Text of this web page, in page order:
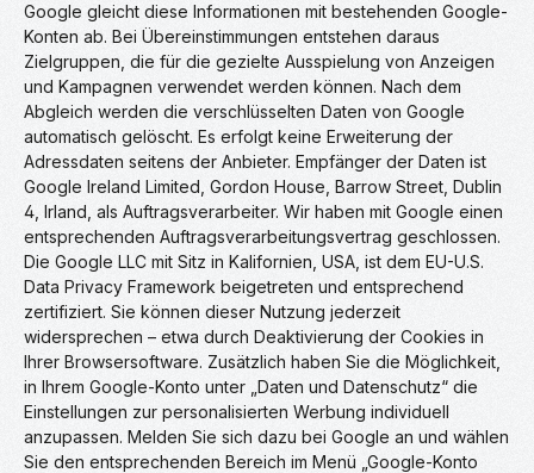
Google gleicht diese Informationen mit bestehenden Google-
Konten ab. Bei Übereinstimmungen entstehen daraus
Zielgruppen, die für die gezielte Ausspielung von Anzeigen
und Kampagnen verwendet werden können. Nach dem
Abgleich werden die verschlüsselten Daten von Google
automatisch gelöscht. Es erfolgt keine Erweiterung der
Adressdaten seitens der Anbieter. Empfänger der Daten ist
Google Ireland Limited, Gordon House, Barrow Street, Dublin
4, Irland, als Auftragsverarbeiter. Wir haben mit Google einen
entsprechenden Auftragsverarbeitungsvertrag geschlossen.
Die Google LLC mit Sitz in Kalifornien, USA, ist dem EU-U.S.
Data Privacy Framework beigetreten und entsprechend
zertifiziert. Sie können dieser Nutzung jederzeit
widersprechen – etwa durch Deaktivierung der Cookies in
Ihrer Browsersoftware. Zusätzlich haben Sie die Möglichkeit,
in Ihrem Google-Konto unter „Daten und Datenschutz“ die
Einstellungen zur personalisierten Werbung individuell
anzupassen. Melden Sie sich dazu bei Google an und wählen
Sie den entsprechenden Bereich im Menü „Google-Konto